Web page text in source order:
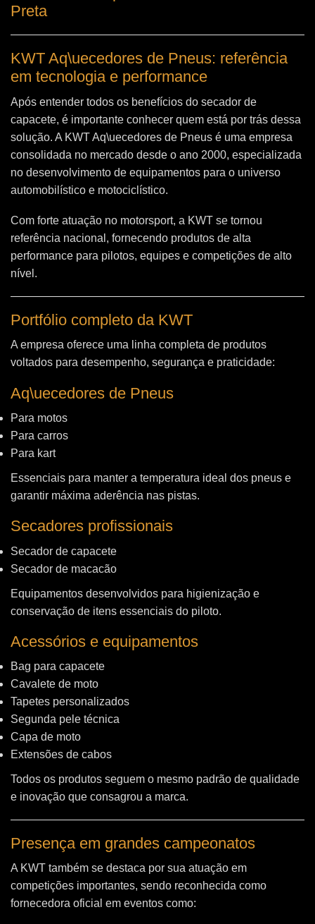
Preta
KWT Aq\uecedores de Pneus: referência
em tecnologia e performance
Após entender todos os benefícios do secador de
capacete, é importante conhecer quem está por trás dessa
solução. A KWT Aq\uecedores de Pneus é uma empresa
consolidada no mercado desde o ano 2000, especializada
no desenvolvimento de equipamentos para o universo
automobilístico e motociclístico.
Com forte atuação no motorsport, a KWT se tornou
referência nacional, fornecendo produtos de alta
performance para pilotos, equipes e competições de alto
nível.
Portfólio completo da KWT
A empresa oferece uma linha completa de produtos
voltados para desempenho, segurança e praticidade:
Aq\uecedores de Pneus
Para motos
Para carros
Para kart
Essenciais para manter a temperatura ideal dos pneus e
garantir máxima aderência nas pistas.
Secadores profissionais
Secador de capacete
Secador de macacão
Equipamentos desenvolvidos para higienização e
conservação de itens essenciais do piloto.
Acessórios e equipamentos
Bag para capacete
Cavalete de moto
Tapetes personalizados
Segunda pele técnica
Capa de moto
Extensões de cabos
Todos os produtos seguem o mesmo padrão de qualidade
e inovação que consagrou a marca.
Presença em grandes campeonatos
A KWT também se destaca por sua atuação em
competições importantes, sendo reconhecida como
fornecedora oficial em eventos como: